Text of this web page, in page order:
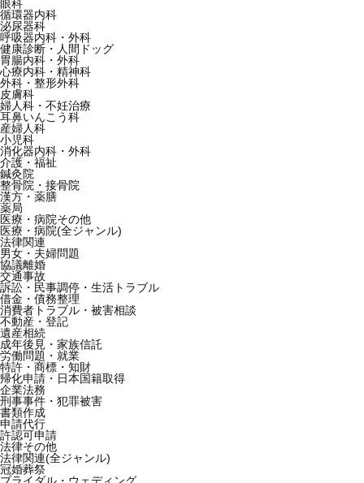
眼科
循環器内科
泌尿器科
呼吸器内科・外科
健康診断・人間ドッグ
胃腸内科・外科
心療内科・精神科
外科・整形外科
皮膚科
婦人科・不妊治療
耳鼻いんこう科
産婦人科
小児科
消化器内科・外科
介護・福祉
鍼灸院
整骨院・接骨院
漢方・薬膳
薬局
医療・病院その他
医療・病院(全ジャンル)
法律関連
男女・夫婦問題
協議離婚
交通事故
訴訟・民事調停・生活トラブル
借金・債務整理
消費者トラブル・被害相談
不動産・登記
遺産相続
成年後見・家族信託
労働問題・就業
特許・商標・知財
帰化申請・日本国籍取得
企業法務
刑事事件・犯罪被害
書類作成
申請代行
許認可申請
法律その他
法律関連(全ジャンル)
冠婚葬祭